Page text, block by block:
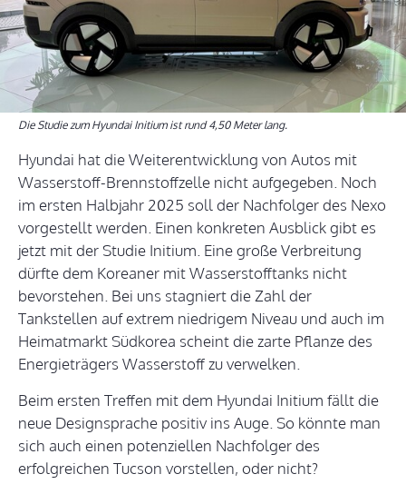
Die Studie zum Hyundai Initium ist rund 4,50 Meter lang.
Hyundai hat die Weiterentwicklung von Autos mit
Wasserstoff-Brennstoffzelle nicht aufgegeben. Noch
im ersten Halbjahr 2025 soll der Nachfolger des Nexo
vorgestellt werden. Einen konkreten Ausblick gibt es
jetzt mit der Studie Initium. Eine große Verbreitung
dürfte dem Koreaner mit Wasserstofftanks nicht
bevorstehen. Bei uns stagniert die Zahl der
Tankstellen auf extrem niedrigem Niveau und auch im
Heimatmarkt Südkorea scheint die zarte Pflanze des
Energieträgers Wasserstoff zu verwelken.
Beim ersten Treffen mit dem Hyundai Initium fällt die
neue Designsprache positiv ins Auge. So könnte man
sich auch einen potenziellen Nachfolger des
erfolgreichen Tucson vorstellen, oder nicht?